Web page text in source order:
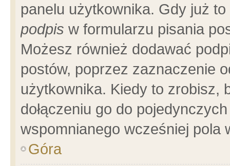
panelu użytkownika. Gdy już
podpis w formularzu pisania
Możesz również dodawać
postów, poprzez zaznaczenie
użytkownika. Kiedy to zrobisz,
dołączeniu go do
wspomnianego wcześniej pola
Góra